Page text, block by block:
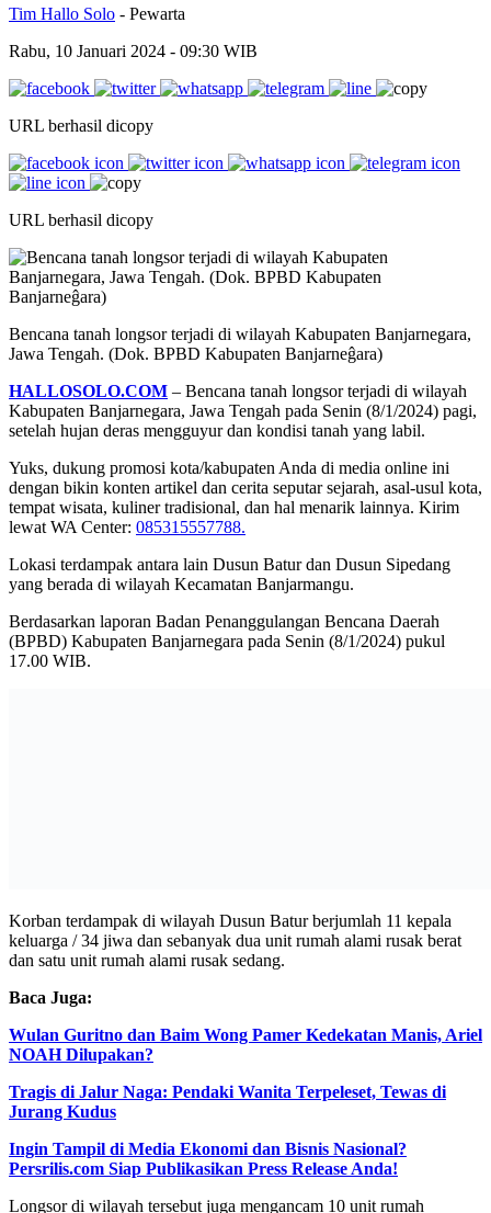
Tim Hallo Solo - Pewarta
Rabu, 10 Januari 2024 - 09:30 WIB
URL berhasil dicopy
URL berhasil dicopy
Bencana tanah longsor terjadi di wilayah Kabupaten Banjarnegara,
Jawa Tengah. (Dok. BPBD Kabupaten Banjarneĝara)
HALLOSOLO.COM – Bencana tanah longsor terjadi di wilayah
Kabupaten Banjarnegara, Jawa Tengah pada Senin (8/1/2024) pagi,
setelah hujan deras mengguyur dan kondisi tanah yang labil.
Yuks, dukung promosi kota/kabupaten Anda di media online ini
dengan bikin konten artikel dan cerita seputar sejarah, asal-usul kota,
tempat wisata, kuliner tradisional, dan hal menarik lainnya. Kirim
lewat WA Center: 085315557788.
Lokasi terdampak antara lain Dusun Batur dan Dusun Sipedang
yang berada di wilayah Kecamatan Banjarmangu.
Berdasarkan laporan Badan Penanggulangan Bencana Daerah
(BPBD) Kabupaten Banjarnegara pada Senin (8/1/2024) pukul
17.00 WIB.
Korban terdampak di wilayah Dusun Batur berjumlah 11 kepala
keluarga / 34 jiwa dan sebanyak dua unit rumah alami rusak berat
dan satu unit rumah alami rusak sedang.
Baca Juga:
Wulan Guritno dan Baim Wong Pamer Kedekatan Manis, Ariel
NOAH Dilupakan?
Tragis di Jalur Naga: Pendaki Wanita Terpeleset, Tewas di
Jurang Kudus
Ingin Tampil di Media Ekonomi dan Bisnis Nasional?
Persrilis.com Siap Publikasikan Press Release Anda!
Longsor di wilayah tersebut juga mengancam 10 unit rumah